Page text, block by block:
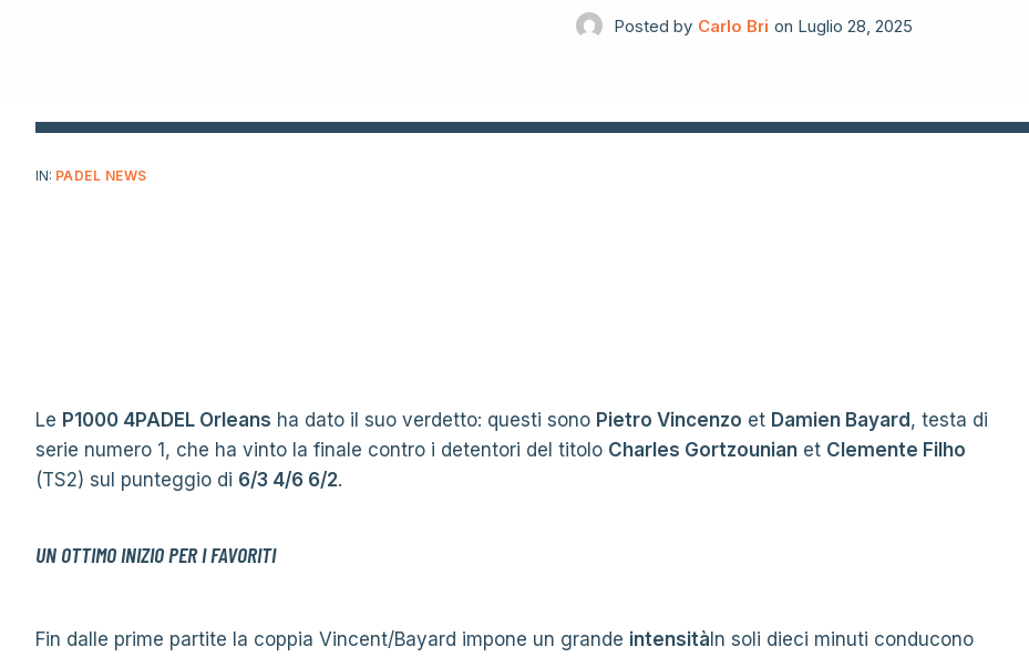
Posted by Carlo Bri on Luglio 28, 2025
IN: PADEL NEWS
Le P1000 4PADEL Orleans ha dato il suo verdetto: questi sono Pietro Vincenzo et Damien Bayard , testa di
serie numero 1, che ha vinto la finale contro i detentori del titolo Charles Gortzounian et Clemente Filho
(TS2) sul punteggio di 6/3 4/6 6/2.
UN OTTIMO INIZIO PER I FAVORITI
Fin dalle prime partite la coppia Vincent/Bayard impone un grande intensità In soli dieci minuti conducono